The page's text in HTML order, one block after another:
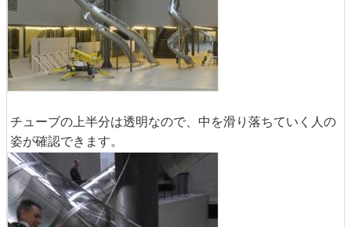
チューブの上半分は透明なので、中を滑り落ちていく人の
姿が確認できます。